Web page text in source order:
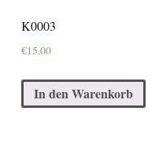
K0003
€15,00
In den Warenkorb